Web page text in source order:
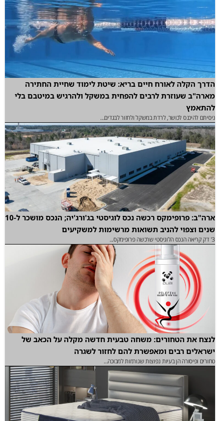
הדרך הקלה לאורח חיים בריא: שיטת לימוד שחיית החתירה
מארה"ב שעוזרת לרבים להפחית במשקל ולהרגיש במיטבם בלי
להתאמץ
ניסיתם להיכנס לכושר, לרדת במשקל ולחזור לבגדים...
ארה"ב: פרופימקס רכשה נכס לוגיסטי בג'ורג'יה; הנכס מושכר ל-10
שנים וצפוי להניב תשואות מרשימות למשקיעים
3' דק קריאה הנכס הלוגיסטי שרכשה פרופימקס...
לנצח את הטחורים: משחה טבעית חדשה מקלה על הכאב של
ישראלים רבים ומאפשרת להם לחזור לשגרה
טחורים ופיסורה הן בעיות נפוצות שגורמות למבוכה...